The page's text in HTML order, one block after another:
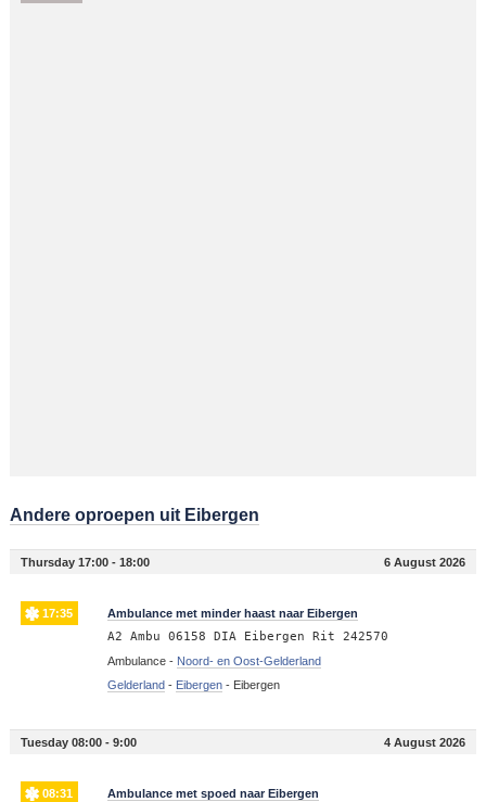
Andere oproepen uit Eibergen
Thursday 17:00 - 18:00 6 August 2026
17:35 Ambulance met minder haast naar Eibergen
A2 Ambu 06158 DIA Eibergen Rit 242570
Ambulance - Noord- en Oost-Gelderland
Gelderland - Eibergen- Eibergen
Tuesday 08:00 - 9:00 4 August 2026
08:31 Ambulance met spoed naar Eibergen